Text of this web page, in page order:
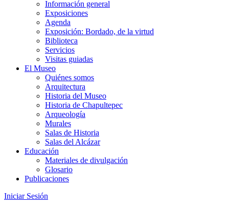
Información general
Exposiciones
Agenda
Exposición: Bordado, de la virtud
Biblioteca
Servicios
Visitas guiadas
El Museo
Quiénes somos
Arquitectura
Historia del Museo
Historia de Chapultepec
Arqueología
Murales
Salas de Historia
Salas del Alcázar
Educación
Materiales de divulgación
Glosario
Publicaciones
Iniciar Sesión